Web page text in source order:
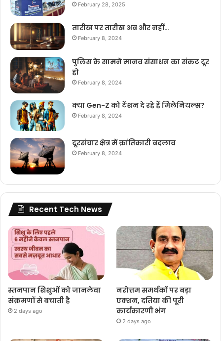
February 28, 2025
तारीख पर तारीख अब और नहीं…
February 8, 2024
पुलिस के सामने मानव संसाधन का संकट दूर
हो
February 8, 2024
क्या Gen-Z को टेंशन दे रहे हैं मिलेनियल्स?
February 8, 2024
दूरसंचार क्षेत्र में क्रांतिकारी बदलाव
February 8, 2024
Recent Tech News
स्तनपान शिशुओं को जानलेवा
संक्रमणों से बचाती है
2 days ago
नरोत्तम समर्थकों पर बड़ा
एक्शन, दतिया की पूरी
कार्यकारणी भंग
2 days ago